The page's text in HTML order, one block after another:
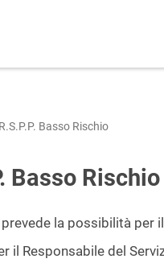
Basso Rischio
Basso Rischio
prevede la possibilità per
Responsabile del